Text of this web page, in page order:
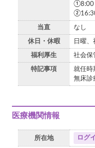
①8:00
当直 なし
休日・休暇 日曜
福利厚生 社会保
特記事項
就任時
無床診
医療機関情報
所在地 ログ